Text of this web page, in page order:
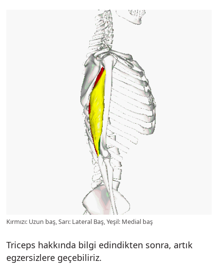
Kırmızı: Uzun baş, Sarı: Lateral Baş, Yeşil: Medial baş
Triceps hakkında bilgi edindikten sonra, artık
egzersizlere geçebiliriz.